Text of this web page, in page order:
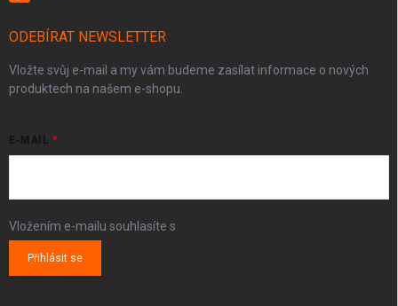
ODEBÍRAT NEWSLETTER
Vložte svůj e-mail a my vám budeme zasílat informace o nových
produktech na našem e-shopu.
E-MAIL
Vložením e-mailu souhlasíte s
Přihlásit se